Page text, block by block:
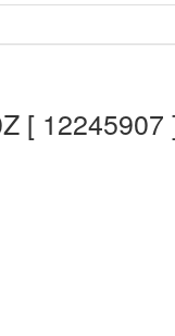
[ 12245907